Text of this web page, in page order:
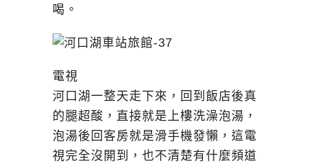
喝。
電視
河口湖一整天走下來，回到飯店後真
的腿超酸，直接就是上樓洗澡泡湯，
泡湯後回客房就是滑手機發懶，這電
視完全沒開到，也不清楚有什麼頻道